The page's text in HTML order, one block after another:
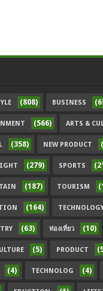
(808) BUSINESS
(566) ARTS &
(358) NEW PRODUCT
(279) SPORTS
(187) TOURISM
(164)
(63) ท่องเที่ยว (10)
(5) PRODUCT
(4) TECHNOLOG (4)